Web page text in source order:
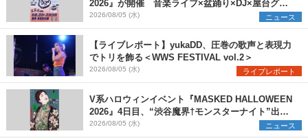
2026』が開催 音楽ライブ×盆踊り×DJ×屋台グル
メ×ランタンナイトで彩る2日間
2026/08/05 (水) ニュース
【ライブレポート】yukaDD、圧巻の歌声と表現力
でトリを飾る＜WWS FESTIVAL vol.2＞
2026/08/05 (水) ライブレポート
V系ハロウィンイベント『MASKED HALLOWEEN
2026』4日目、“渋谷魔界†モンスターナイト”出演6
組を発表
2026/08/05 (水) ニュース